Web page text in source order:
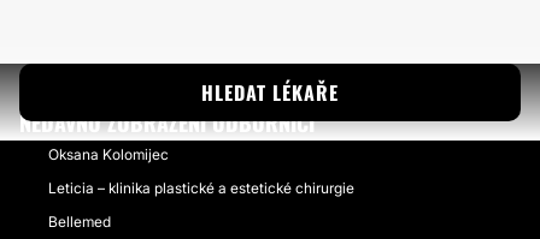
HLEDAT LÉKAŘE
NEDÁVNO ZOBRAZENÍ ODBORNÍCI
Oksana Kolomijec
Leticia – klinika plastické a estetické chirurgie
Bellemed